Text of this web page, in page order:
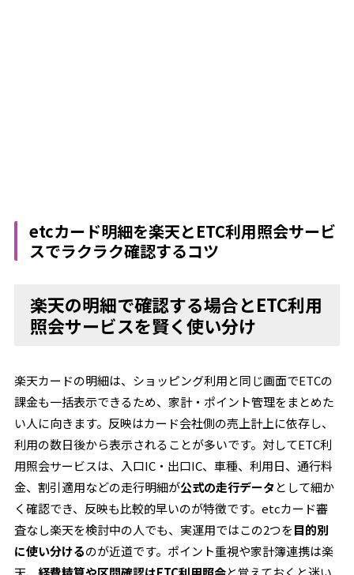
etcカード明細を楽天とETC利用照会サービ
スでラクラク確認するコツ
楽天の明細で確認する場合とETC利用
照会サービスを賢く使い分け
楽天カードの明細は、ショッピング利用と同じ画面でETCの
課金も一括表示できるため、家計・ポイント管理をまとめた
い人に向きます。反映はカード会社側の売上計上に依存し、
利用の数日後から表示されることが多いです。対してETC利
用照会サービスは、入口IC・出口IC、車種、利用日、通行料
金、割引適用などの走行明細が公式の走行データとして細か
く確認でき、反映も比較的早いのが特徴です。etcカード審
査なし楽天を検討中の人でも、実運用ではこの2つを目的別
に使い分けるのが近道です。ポイント重視や家計簿連携は楽